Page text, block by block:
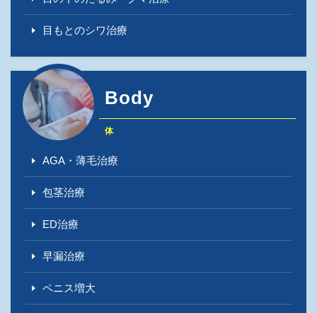
目もとのシワ治療
Body
体
AGA・薄毛治療
包茎治療
ED治療
早漏治療
ペニス増大